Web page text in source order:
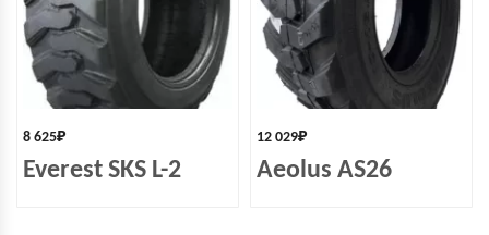
8 625₽
Everest SKS L-2
12 029₽
Aeolus AS26